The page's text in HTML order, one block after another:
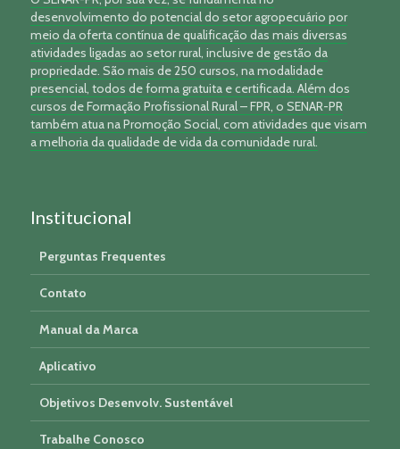
desenvolvimento do potencial do setor agropecuário por
meio da oferta contínua de qualificação das mais diversas
atividades ligadas ao setor rural, inclusive de gestão da
propriedade. São mais de 250 cursos, na modalidade
presencial, todos de forma gratuita e certificada. Além dos
cursos de Formação Profissional Rural – FPR, o SENAR-PR
também atua na Promoção Social, com atividades que visam
a melhoria da qualidade de vida da comunidade rural.
Institucional
Perguntas Frequentes
Contato
Manual da Marca
Aplicativo
Objetivos Desenvolv. Sustentável
Trabalhe Conosco